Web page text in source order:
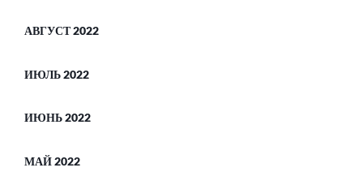
АВГУСТ 2022
ИЮЛЬ 2022
ИЮНЬ 2022
МАЙ 2022